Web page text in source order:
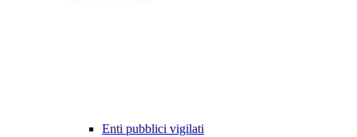
Enti pubblici vigilati